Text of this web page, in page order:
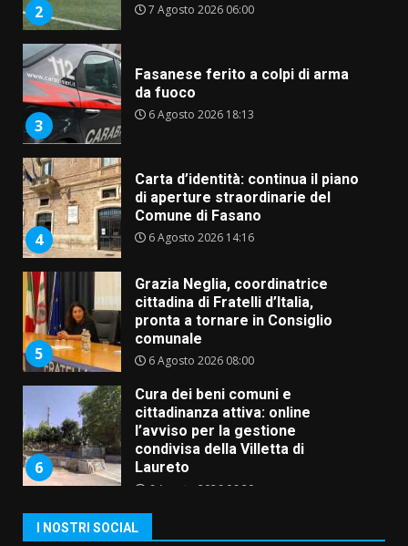
2 7 Agosto 2026 06:00
3
Fasanese ferito a colpi di arma
da fuoco
6 Agosto 2026 18:13
4
Carta d’identità: continua il piano
di aperture straordinarie del
Comune di Fasano
6 Agosto 2026 14:16
5
Grazia Neglia, coordinatrice
cittadina di Fratelli d’Italia,
pronta a tornare in Consiglio
comunale
6 Agosto 2026 08:00
6
Cura dei beni comuni e
cittadinanza attiva: online
l’avviso per la gestione
condivisa della Villetta di
Laureto
6 Agosto 2026 06:20
assoluta de “L’Albergo
I NOSTRI SOCIAL